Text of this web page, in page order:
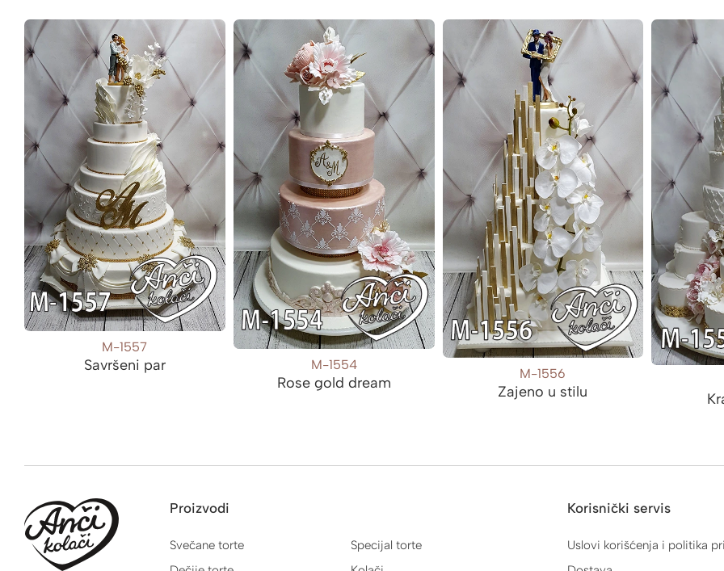
M-1557
Savršeni par M-1554
Rose gold dream
M-1556
Zajeno u stilu
Proizvodi
Svečane torte
Specijal torte
Korisnički servis
Uslovi korišćenja i politika